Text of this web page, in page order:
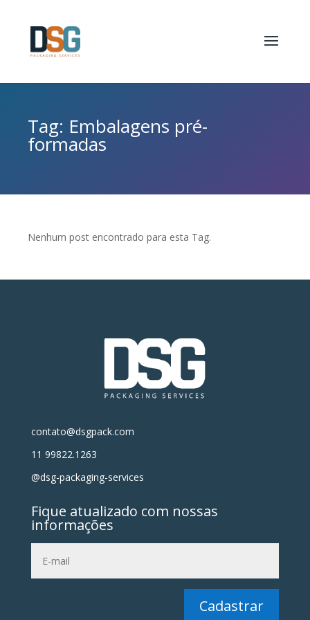
Tag: Embalagens pré-
formadas
Nenhum post encontrado para esta Tag.
contato@dsgpack.com
11 99822.1263
@dsg-packaging-services
Fique atualizado com nossas
informações
Cadastrar